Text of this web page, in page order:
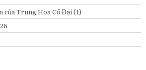
của Trung Hoa Cổ Đại (1)